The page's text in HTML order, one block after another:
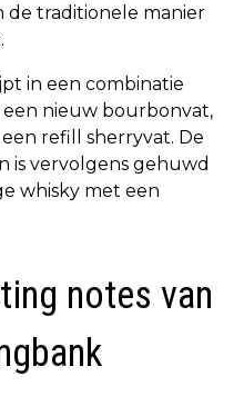
de traditionele manier
in een combinatie
nieuw bourbonvat,
refill sherryvat. De
is vervolgens gehuwd
whisky met een
notes van